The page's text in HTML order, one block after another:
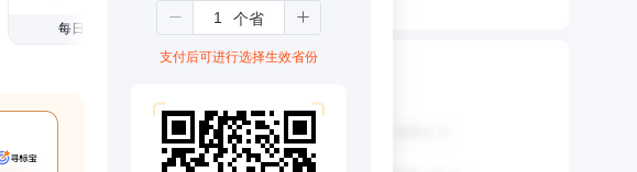
每日仅1.08元
支付后可进行选择生效省份